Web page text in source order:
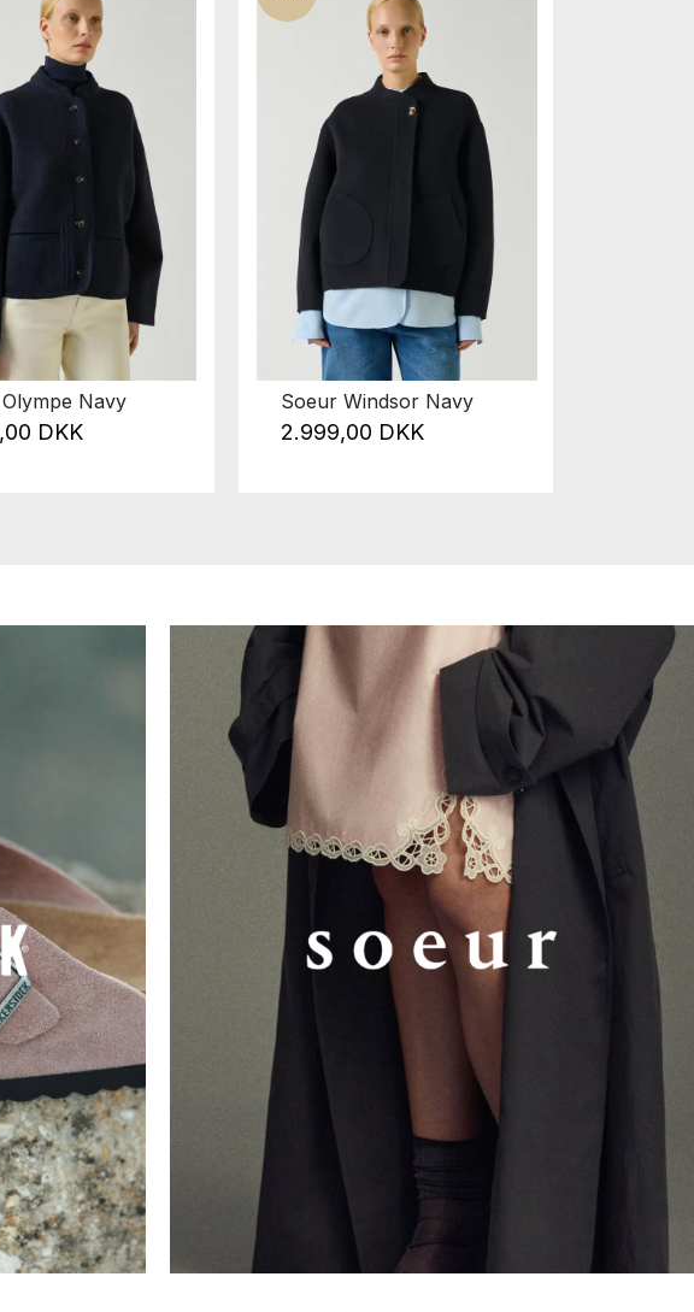
Navy
DKK
Soeur Windsor Navy
2.999,00 DKK